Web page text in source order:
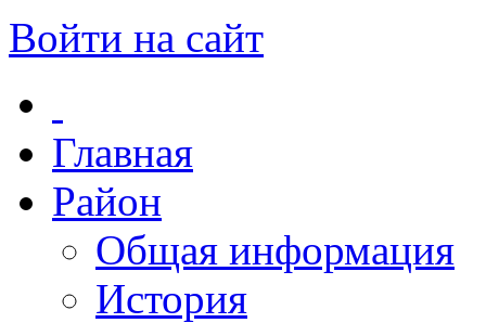
Войти на сайт
Главная
Район
Общая информация
История